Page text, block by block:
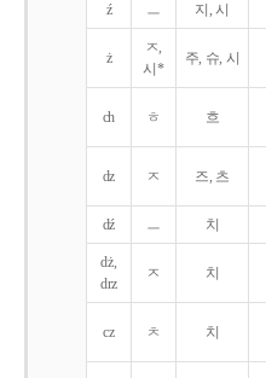
ź ㅡ 지, 시
ż
ㅈ,
시*
주, 슈, 시
ch ㅎ 흐
dz ㅈ 즈, 츠
dź ㅡ 치
dż,
drz
ㅈ 치
cz ㅊ 치